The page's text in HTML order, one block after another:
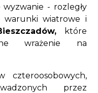
- rozległy
warunki wiatrowe i
które
wrażenie na
czteroosobowych,
przez